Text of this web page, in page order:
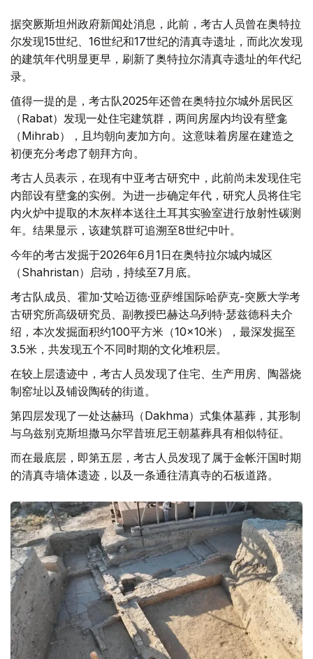
据突厥斯坦州政府新闻处消息，此前，考古人员曾在奥特拉
尔发现15世纪、16世纪和17世纪的清真寺遗址，而此次发现
的建筑年代明显更早，刷新了奥特拉尔清真寺遗址的年代纪
录。
值得一提的是，考古队2025年还曾在奥特拉尔城外居民区
（Rabat）发现一处住宅建筑群，两间房屋内均设有壁龛
（Mihrab），且均朝向麦加方向。这意味着房屋在建造之
初便充分考虑了朝拜方向。
考古人员表示，在现有中亚考古研究中，此前尚未发现住宅
内部设有壁龛的实例。为进一步确定年代，研究人员将住宅
内火炉中提取的木灰样本送往土耳其实验室进行放射性碳测
年。结果显示，该建筑群可追溯至8世纪中叶。
今年的考古发掘于2026年6月1日在奥特拉尔城内城区
（Shahristan）启动，持续至7月底。
考古队成员、霍加·艾哈迈德·亚萨维国际哈萨克-突厥大学考
古研究所高级研究员、副教授巴赫达乌列特·瑟兹德科夫介
绍，本次发掘面积约100平方米（10×10米），最深发掘至
3.5米，共发现五个不同时期的文化堆积层。
在较上层遗迹中，考古人员发现了住宅、生产用房、陶器烧
制窑址以及铺设陶砖的街道。
第四层发现了一处达赫玛（Dakhma）式集体墓葬，其形制
与乌兹别克斯坦撒马尔罕昔班尼王朝墓葬具有相似特征。
而在最底层，即第五层，考古人员发现了属于金帐汗国时期
的清真寺墙体遗迹，以及一条通往清真寺的石板道路。